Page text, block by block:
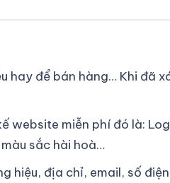
hay để bán hàng… Khi đã
website miễn phí đó là:
sắc hài hoà…
hiệu, địa chỉ, email, số